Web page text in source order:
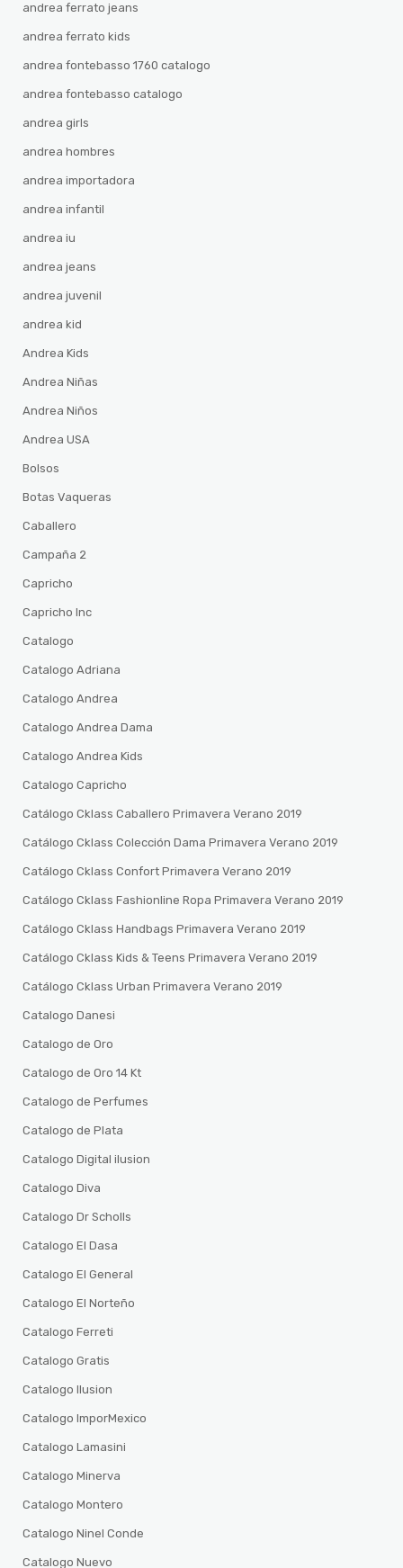
andrea ferrato jeans
andrea ferrato kids
andrea fontebasso 1760 catalogo
andrea fontebasso catalogo
andrea girls
andrea hombres
andrea importadora
andrea infantil
andrea iu
andrea jeans
andrea juvenil
andrea kid
Andrea Kids
Andrea Niñas
Andrea Niños
Andrea USA
Bolsos
Botas Vaqueras
Caballero
Campaña 2
Capricho
Capricho Inc
Catalogo
Catalogo Adriana
Catalogo Andrea
Catalogo Andrea Dama
Catalogo Andrea Kids
Catalogo Capricho
Catálogo Cklass Caballero Primavera Verano 2019
Catálogo Cklass Colección Dama Primavera Verano 2019
Catálogo Cklass Confort Primavera Verano 2019
Catálogo Cklass Fashionline Ropa Primavera Verano 2019
Catálogo Cklass Handbags Primavera Verano 2019
Catálogo Cklass Kids & Teens Primavera Verano 2019
Catálogo Cklass Urban Primavera Verano 2019
Catalogo Danesi
Catalogo de Oro
Catalogo de Oro 14 Kt
Catalogo de Perfumes
Catalogo de Plata
Catalogo Digital ilusion
Catalogo Diva
Catalogo Dr Scholls
Catalogo El Dasa
Catalogo El General
Catalogo El Norteño
Catalogo Ferreti
Catalogo Gratis
Catalogo Ilusion
Catalogo ImporMexico
Catalogo Lamasini
Catalogo Minerva
Catalogo Montero
Catalogo Ninel Conde
Catalogo Nuevo